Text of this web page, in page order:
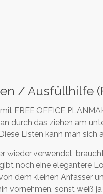
/ Ausfüllhilfe
FREE OFFICE
durch das ziehen am
Listen kann man sich
wieder verwendet,
noch eine elegantere
dem kleinen Anfasser
vornehmen, sonst weiß